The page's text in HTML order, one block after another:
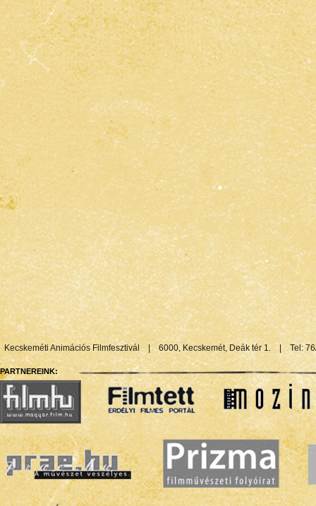
Kecskeméti Animációs Filmfesztivál | 6000, Kecskemét, Deák tér 1. Tel:
PARTNEREINK: